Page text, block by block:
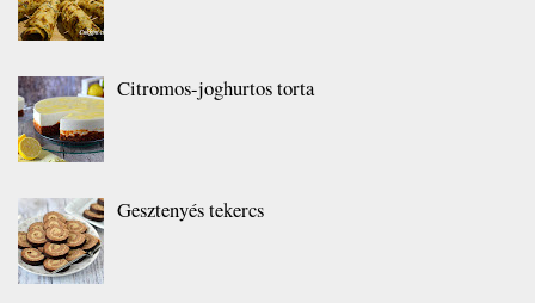
Citromos-joghurtos torta
Gesztenyés tekercs